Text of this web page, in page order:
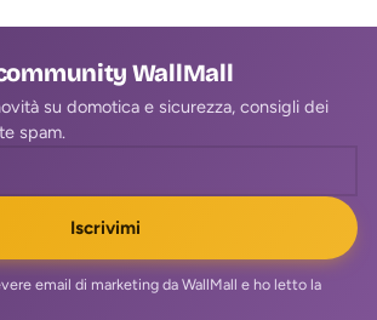
WallMall
su domotica e sicurezza, consigli dei
spam.
Iscrivimi
email di marketing da WallMall e ho letto la